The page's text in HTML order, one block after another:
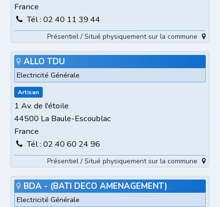
France
Tél : 02 40 11 39 44
Présentiel / Situé physiquement sur la commune
ALLO TDU
Electricité Générale
Artisan
1 Av. de l'étoile
44500 La Baule-Escoublac
France
Tél : 02 40 60 24 96
Présentiel / Situé physiquement sur la commune
BDA - (BATI DECO AMENAGEMENT)
Electricité Générale